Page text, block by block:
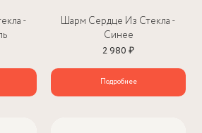
-
Шарм Сердце Из Стекла -
Синее
2 980 ₽
Подробнее